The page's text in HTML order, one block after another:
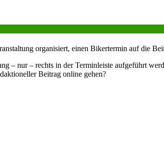
organisiert, einen Bikertermin auf die
– nur – rechts in der Terminleiste aufgeführt
Beitrag online gehen?